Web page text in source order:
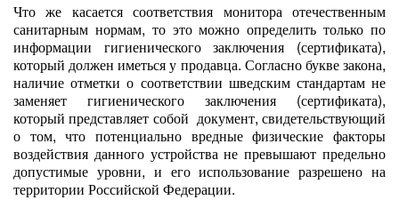
Что же касается соответствия монитора отечественным
санитарным нормам, то это можно определить только по
информации гигиенического заключения (сертификата),
который должен иметься у продавца. Согласно букве закона,
наличие отметки о соответствии шведским стандартам не
заменяет гигиенического заключения (сертификата),
который представляет собой документ, свидетельствующий
о том, что потенциально вредные физические факторы
воздействия данного устройства не превышают предельно
допустимые уровни, и его использование разрешено на
территории Российской Федерации.